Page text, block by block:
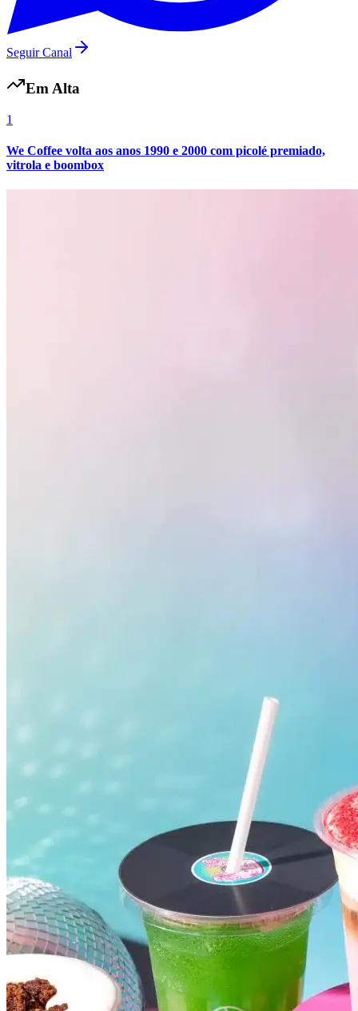
Grêmio
Atlético-MG
Seguir Canal
Em Alta
1
We Coffee volta aos anos 1990 e 2000 com picolé premiado,
vitrola e boombox